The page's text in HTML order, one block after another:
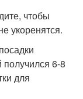
чтобы
укоренятся.
6-8
для